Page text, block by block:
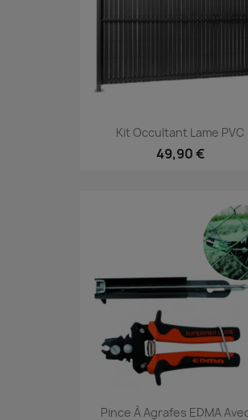
Kit Occultant Lame PVC
49,90 €
Pince À Agrafes EDMA